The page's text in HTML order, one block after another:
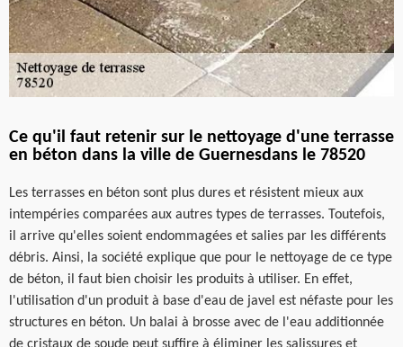
Ce qu'il faut retenir sur le nettoyage d'une terrasse
en béton dans la ville de Guernesdans le 78520
Les terrasses en béton sont plus dures et résistent mieux aux
intempéries comparées aux autres types de terrasses. Toutefois,
il arrive qu'elles soient endommagées et salies par les différents
débris. Ainsi, la société explique que pour le nettoyage de ce type
de béton, il faut bien choisir les produits à utiliser. En effet,
l'utilisation d'un produit à base d'eau de javel est néfaste pour les
structures en béton. Un balai à brosse avec de l'eau additionnée